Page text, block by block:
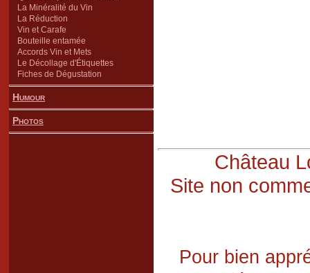
La Minéralité du Vin
La Réduction
Vin et Carafe
Bouteille entamée
Accords Vin et Mets
Le Décollage d'Étiquettes
Fiches de Dégustation
Humour
Photos
Château
Site non
Pour bien